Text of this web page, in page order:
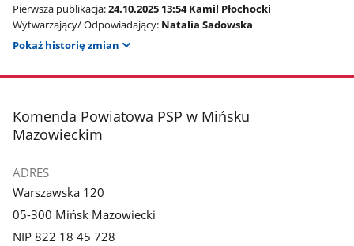
Pierwsza publikacja:24.10.2025 13:54 Kamil Płochocki
Wytwarzający/ Odpowiadający: Natalia Sadowska
Pokaż historię zmian
stopka
Komenda Powiatowa PSP w Mińsku
Mazowieckim
ADRES
Warszawska 120
05-300 Mińsk Mazowiecki
NIP 822 18 45 728